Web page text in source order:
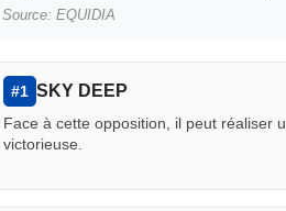
Source: EQUIDIA
#1 SKY DEEP
Face à cette opposition, il peut réaliser
victorieuse.